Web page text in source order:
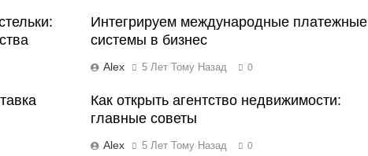
Интегрируем международные платежные
системы в бизнес
Alex 5 Лет Тому Назад 0
Как открыть агентство недвижимости:
главные советы
Alex 5 Лет Тому Назад 0